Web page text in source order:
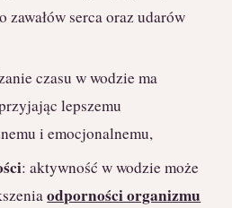
serca oraz udarów
czasu w wodzie ma
lepszemu
i emocjonalnemu,
: aktywność w wodzie może
odporności organizmu